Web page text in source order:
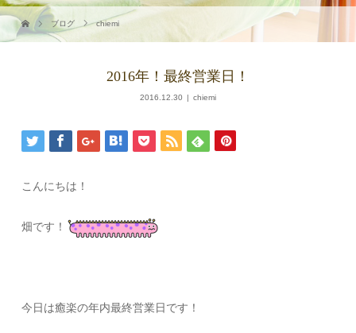
ブログ chiemi
2016年！最終営業日！
2016.12.30 chiemi
こんにちは！
畑です！
今日は癒楽の年内最終営業日です！